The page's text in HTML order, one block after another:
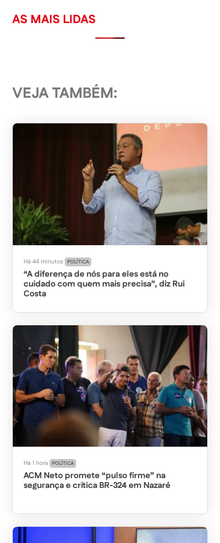
AS MAIS LIDAS
VEJA TAMBÉM:
Há 44 minutos POLÍTICA
“A diferença de nós para eles está no
cuidado com quem mais precisa”, diz Rui
Costa
Há 1 hora POLÍTICA
ACM Neto promete “pulso firme” na
segurança e critica BR-324 em Nazaré